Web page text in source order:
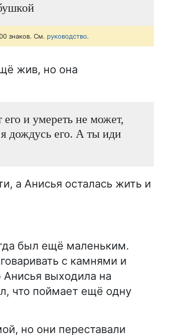
знаков. См. руководство.
жив, но она
и умереть не может,
дождусь его. А ты иди
а Анисья осталась жить и
был ещё маленьким.
с камнями и
выходила на
что поймает ещё одну
но они переставали